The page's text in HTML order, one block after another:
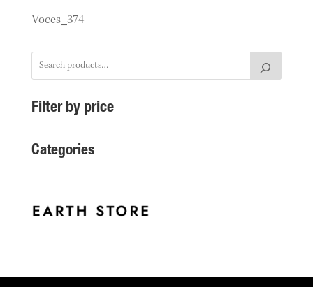
Voces_374
Filter by price
Categories